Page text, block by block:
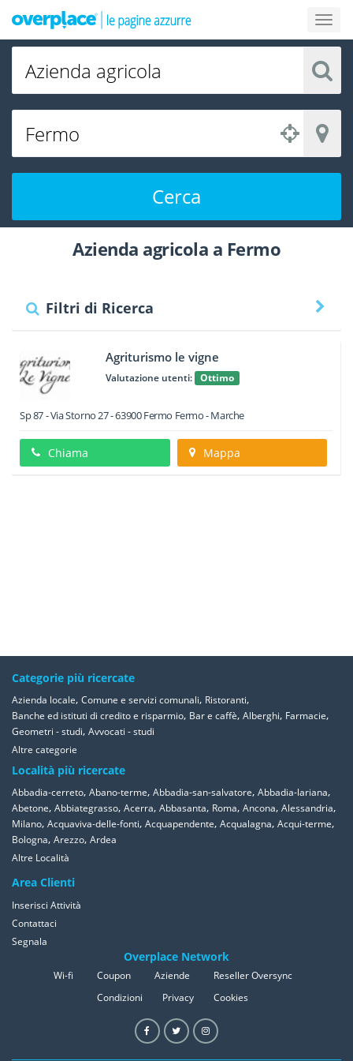
Cerca
Azienda agricola a Fermo
Filtri di Ricerca
Agriturismo le vigne
Valutazione utenti: Ottimo
Sp 87 - Via Storno 27-63900Fermo Fermo -Marche
Chiama Mappa
Categorie più ricercate
Azienda locale, Comune e servizi comunali, Ristoranti,
Banche ed istituti di credito e risparmio, Bar e caffè, Alberghi, Farmacie,
Geometri - studi, Avvocati - studi
Altre categorie
Località più ricercate
Abbadia-cerreto, Abano-terme, Abbadia-san-salvatore, Abbadia-lariana,
Abetone, Abbiategrasso, Acerra, Abbasanta, Roma, Ancona, Alessandria,
Milano, Acquaviva-delle-fonti, Acquapendente, Acqualagna, Acqui-terme,
Bologna, Arezzo, Ardea
Altre Località
Area Clienti
Inserisci Attività
Contattaci
Segnala
Overplace Network
Wi-fi Coupon Aziende
Reseller Oversync
Condizioni
Privacy Cookies